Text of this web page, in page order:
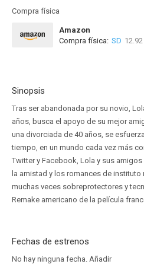
Compra física
Amazon
Compra física: SD
Sinopsis
Tras ser abandonada por su novio,
años, busca el apoyo de su mejor
una divorciada de 40 años, se
tiempo, en un mundo cada vez más
Twitter y Facebook, Lola y sus
la amistad y los romances de
muchas veces sobreprotectores y
Remake americano de la película
Fechas de estrenos
No hay ninguna fecha. Añadir